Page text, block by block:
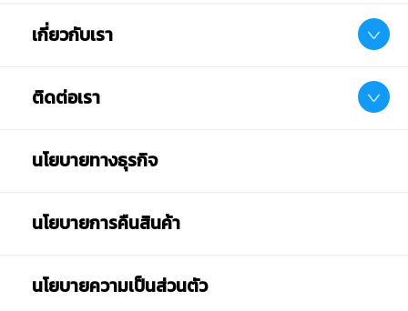
เกี่ยวกับเรา
ติดต่อเรา
นโยบายทางธุรกิจ
นโยบายการคืนสินค้า
นโยบายความเป็นส่วนตัว